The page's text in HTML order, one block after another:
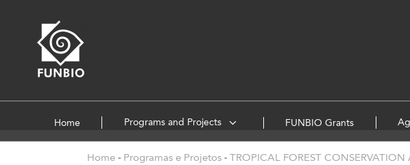
Home Programs and Projects FUNBIO Grants
Home - Programas e Projetos - TROPICAL FOREST CONSERVATION